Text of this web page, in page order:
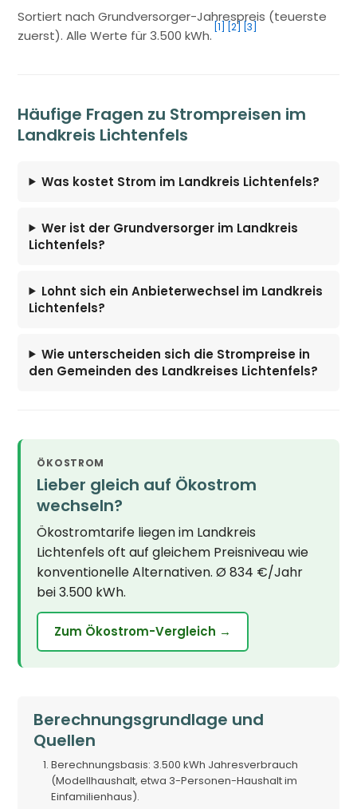
Sortiert nach Grundversorger-Jahrespreis (teuerste
zuerst). Alle Werte für 3.500 kWh.
[1] [2] [3]
Häufige Fragen zu Strompreisen im
Landkreis Lichtenfels
Was kostet Strom im Landkreis Lichtenfels?
Wer ist der Grundversorger im Landkreis
Lichtenfels?
Lohnt sich ein Anbieterwechsel im Landkreis
Lichtenfels?
Wie unterscheiden sich die Strompreise in
den Gemeinden des Landkreises Lichtenfels?
ÖKOSTROM
Lieber gleich auf Ökostrom
wechseln?
Ökostromtarife liegen im Landkreis
Lichtenfels oft auf gleichem Preisniveau wie
konventionelle Alternativen. Ø 834 €/Jahr
bei 3.500 kWh.
Zum Ökostrom-Vergleich →
Berechnungsgrundlage und
Quellen
Berechnungsbasis: 3.500 kWh Jahresverbrauch
(Modellhaushalt, etwa 3-Personen-Haushalt im
Einfamilienhaus).